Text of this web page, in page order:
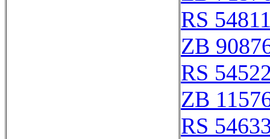
RS
ZB
RS
ZB
RS